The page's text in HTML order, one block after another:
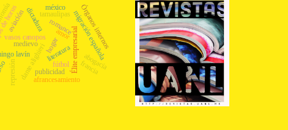
amor
medievo literatura
romance
dante alighieri Élite empresarial
migración española
lavín
tamaulipas
abogacía
vasos canopos
horus Órganos internos
fútbol
dictadura
represión afrancesamiento
méxico
francia
hogar
aviación
publicidad